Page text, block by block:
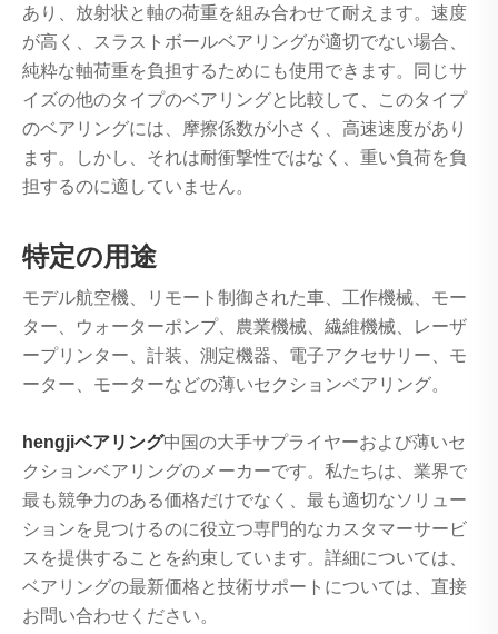
あり、放射状と軸の荷重を組み合わせて耐えます。速度
が高く、スラストボールベアリングが適切でない場合、
純粋な軸荷重を負担するためにも使用できます。同じサ
イズの他のタイプのベアリングと比較して、このタイプ
のベアリングには、摩擦係数が小さく、高速速度があり
ます。しかし、それは耐衝撃性ではなく、重い負荷を負
担するのに適していません。
特定の用途
モデル航空機、リモート制御された車、工作機械、モー
ター、ウォーターポンプ、農業機械、繊維機械、レーザ
ープリンター、計装、測定機器、電子アクセサリー、モ
ーター、モーターなどの薄いセクションベアリング。
hengjiベアリング中国の大手サプライヤーおよび薄いセ
クションベアリングのメーカーです。私たちは、業界で
最も競争力のある価格だけでなく、最も適切なソリュー
ションを見つけるのに役立つ専門的なカスタマーサービ
スを提供することを約束しています。詳細については、
ベアリングの最新価格と技術サポートについては、直接
お問い合わせください。